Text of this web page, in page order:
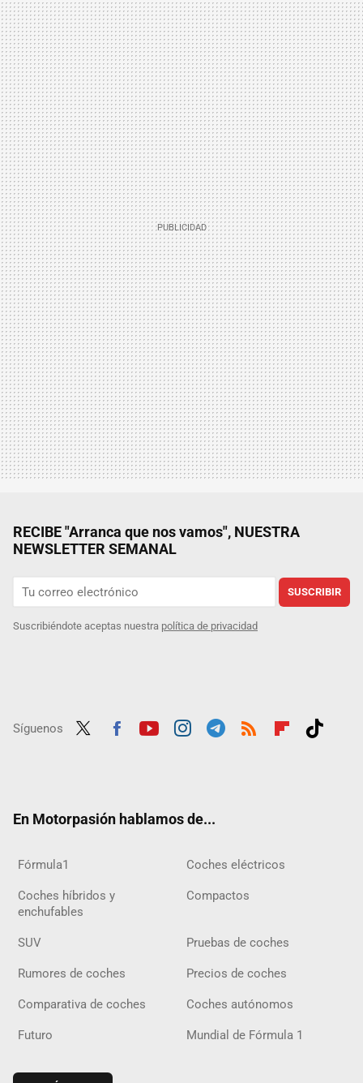
RECIBE "Arranca que nos vamos", NUESTRA
NEWSLETTER SEMANAL
SUSCRIBIR
Suscribiéndote aceptas nuestra política de privacidad
Síguenos
En Motorpasión hablamos de...
Fórmula1 Coches eléctricos
Coches híbridos y
enchufables
Compactos
SUV Pruebas de coches
Rumores de coches Precios de coches
Comparativa de coches Coches autónomos
Futuro Mundial de Fórmula 1